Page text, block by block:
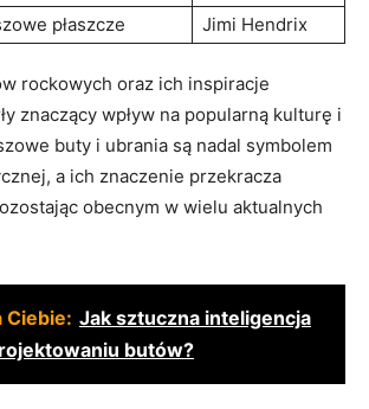
płaszcze Jimi Hendrix
rockowych oraz ich inspiracje
znaczący wpływ na popularną kulturę i
buty i ubrania są nadal symbolem
a ich znaczenie przekracza
obecnym w wielu aktualnych
Ciebie: Jak sztuczna inteligencja
butów?